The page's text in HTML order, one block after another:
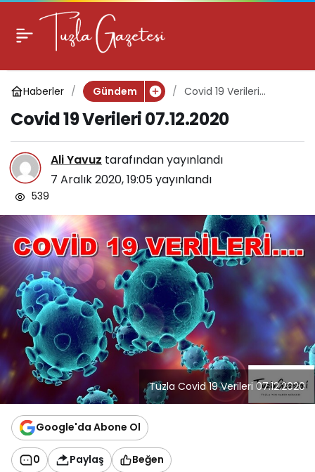
Haberler Gündem
Covid 19 Verileri
Covid 19 Verileri 07.12.2020
Ali Yavuz tarafından yayınlandı
7 Aralık 2020, 19:05yayınlandı
539
Tuzla Covid 19 Verileri 07.12.2020
Google'da Abone Ol
0 Paylaş Beğen
Covid 19 Verileri